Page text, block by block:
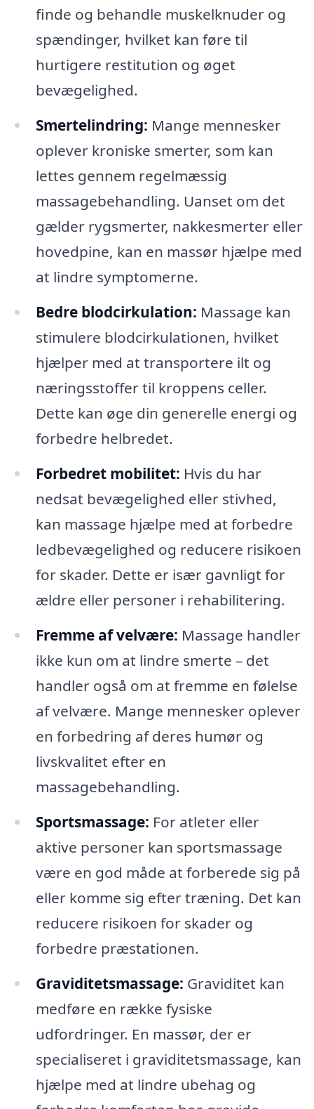
finde og behandle muskelknuder og
spændinger, hvilket kan føre til
hurtigere restitution og øget
bevægelighed.
Smertelindring: Mange mennesker
oplever kroniske smerter, som kan
lettes gennem regelmæssig
massagebehandling. Uanset om det
gælder rygsmerter, nakkesmerter eller
hovedpine, kan en massør hjælpe med
at lindre symptomerne.
Bedre blodcirkulation: Massage kan
stimulere blodcirkulationen, hvilket
hjælper med at transportere ilt og
næringsstoffer til kroppens celler.
Dette kan øge din generelle energi og
forbedre helbredet.
Forbedret mobilitet: Hvis du har
nedsat bevægelighed eller stivhed,
kan massage hjælpe med at forbedre
ledbevægelighed og reducere risikoen
for skader. Dette er især gavnligt for
ældre eller personer i rehabilitering.
Fremme af velvære: Massage handler
ikke kun om at lindre smerte – det
handler også om at fremme en følelse
af velvære. Mange mennesker oplever
en forbedring af deres humør og
livskvalitet efter en
massagebehandling.
Sportsmassage: For atleter eller
aktive personer kan sportsmassage
være en god måde at forberede sig på
eller komme sig efter træning. Det kan
reducere risikoen for skader og
forbedre præstationen.
Graviditetsmassage: Graviditet kan
medføre en række fysiske
udfordringer. En massør, der er
specialiseret i graviditetsmassage, kan
hjælpe med at lindre ubehag og